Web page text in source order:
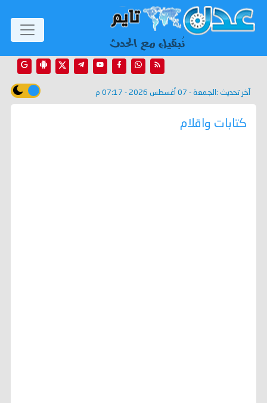
آخر تحديث : الجمعة - 07 أغسطس 2026 - 07:17 م
كتابات واقلام